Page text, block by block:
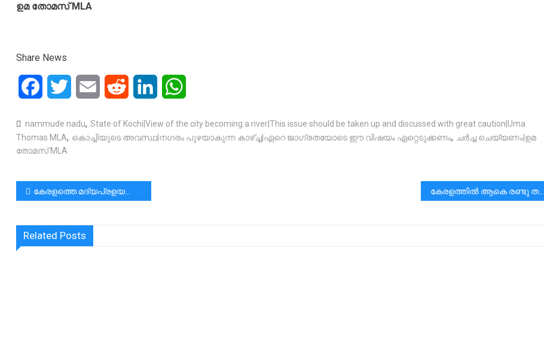
ഉമ തോമസ് MLA
Share News
FacebookTwitter Email Reddit LinkedIn
nammude nadu, State of Kochi|View of the city becoming a river|This issue should be taken up and discussed with great caution|Uma
Thomas MLA, കൊച്ചിയുടെ അവസ്ഥ|നഗരം പുഴയാകുന്ന കാഴ്ച്ച|ഏറെ ജാഗ്രതയോടെ ഈ വിഷയം ഏറ്റെടുക്കണം, ചർച്ച ചെയ്യണം|ഉമ
തോമസ് MLA
പോസ്റ്റുകളിലൂടെ
കേരളത്തെ മദ്യപ്രളയത്തിൽമുക്കരുത്:പ്രൊ ലൈഫ്അപ്പോസ്‌തലെറ്റ് കേരളത്തിൽ ആകെ രണ്ടു തരം ആളുകളാണുള്ളത്. തട്ടിപ്പുകാരും, തട്ടിപ്പിക്കപ്പെടുന്നവരും.
Related Posts